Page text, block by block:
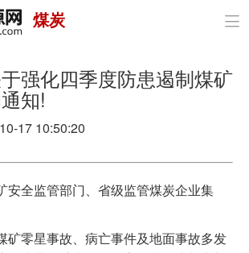
首页
政策与经济
电力
煤炭 
强化四季度防患遏制煤矿
知!
17 10:50:20
安全监管部门、省级监管煤炭企业集
矿零星事故、病亡事件及地面事故多发